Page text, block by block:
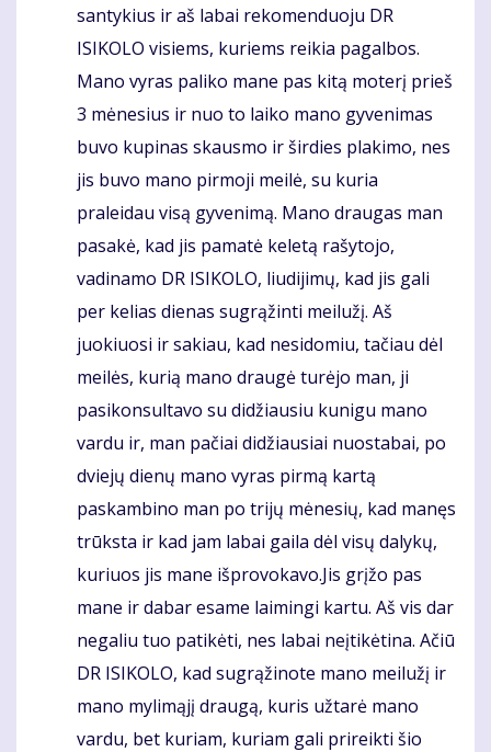
santykius ir aš labai rekomenduoju DR
ISIKOLO visiems, kuriems reikia pagalbos.
Mano vyras paliko mane pas kitą moterį prieš
3 mėnesius ir nuo to laiko mano gyvenimas
buvo kupinas skausmo ir širdies plakimo, nes
jis buvo mano pirmoji meilė, su kuria
praleidau visą gyvenimą. Mano draugas man
pasakė, kad jis pamatė keletą rašytojo,
vadinamo DR ISIKOLO, liudijimų, kad jis gali
per kelias dienas sugrąžinti meilužį. Aš
juokiuosi ir sakiau, kad nesidomiu, tačiau dėl
meilės, kurią mano draugė turėjo man, ji
pasikonsultavo su didžiausiu kunigu mano
vardu ir, man pačiai didžiausiai nuostabai, po
dviejų dienų mano vyras pirmą kartą
paskambino man po trijų mėnesių, kad manęs
trūksta ir kad jam labai gaila dėl visų dalykų,
kuriuos jis mane išprovokavo.Jis grįžo pas
mane ir dabar esame laimingi kartu. Aš vis dar
negaliu tuo patikėti, nes labai neįtikėtina. Ačiū
DR ISIKOLO, kad sugrąžinote mano meilužį ir
mano mylimąjį draugą, kuris užtarė mano
vardu, bet kuriam, kuriam gali prireikti šio